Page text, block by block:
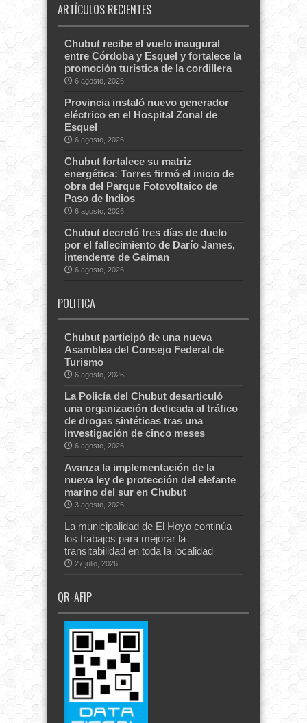
ARTÍCULOS RECIENTES
Chubut recibe el vuelo inaugural
entre Córdoba y Esquel y fortalece la
promoción turística de la cordillera
6 agosto, 2026
Provincia instaló nuevo generador
eléctrico en el Hospital Zonal de
Esquel
6 agosto, 2026
Chubut fortalece su matriz
energética: Torres firmó el inicio de
obra del Parque Fotovoltaico de
Paso de Indios
6 agosto, 2026
Chubut decretó tres días de duelo
por el fallecimiento de Darío James,
intendente de Gaiman
6 agosto, 2026
POLITICA
Chubut participó de una nueva
Asamblea del Consejo Federal de
Turismo
6 agosto, 2026
La Policía del Chubut desarticuló
una organización dedicada al tráfico
de drogas sintéticas tras una
investigación de cinco meses
6 agosto, 2026
Avanza la implementación de la
nueva ley de protección del elefante
marino del sur en Chubut
3 agosto, 2026
La municipalidad de El Hoyo continúa
los trabajos para mejorar la
transitabilidad en toda la localidad
27 julio, 2026
QR-AFIP